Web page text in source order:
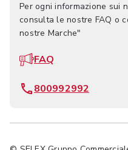
Per ogni informazione sui
consulta le nostre FAQ o
nostre Marche"
FAQ
800992992